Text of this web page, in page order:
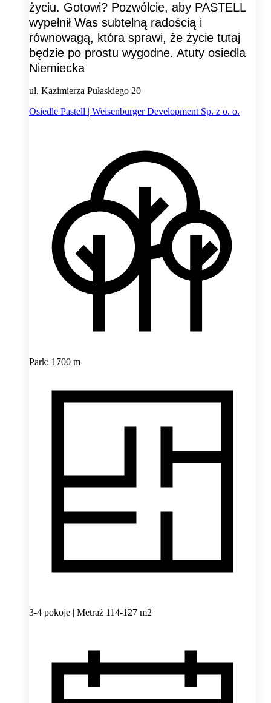
życiu. Gotowi? Pozwólcie, aby PASTELL
wypełnił Was subtelną radością i
równowagą, która sprawi, że życie tutaj
będzie po prostu wygodne. Atuty osiedla
Niemiecka
ul. Kazimierza Pułaskiego 20
Osiedle Pastell | Weisenburger Development Sp. z o. o.
Park: 1700 m
3-4 pokoje | Metraż 114-127 m2